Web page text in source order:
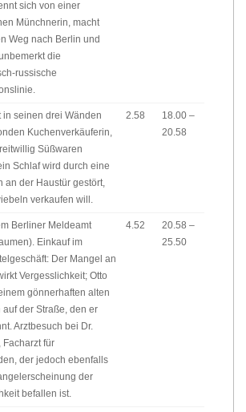
sich von einer
Münchnerin, macht
Weg nach Berlin und
die
russische
in seinen drei Wänden
Kuchenverkäuferin,
Süßwaren
Schlaf wird durch eine
an der Haustür gestört,
verkaufen will.
2.58
18.00 –
20.58
Berliner Meldeamt
Einkauf im
Der Mangel an
Vergesslichkeit; Otto
gönnerhaften alten
auf der Straße, den er
Arztbesuch bei Dr.
Facharzt für
der jedoch ebenfalls
der
befallen ist.
4.52
20.58 –
25.50